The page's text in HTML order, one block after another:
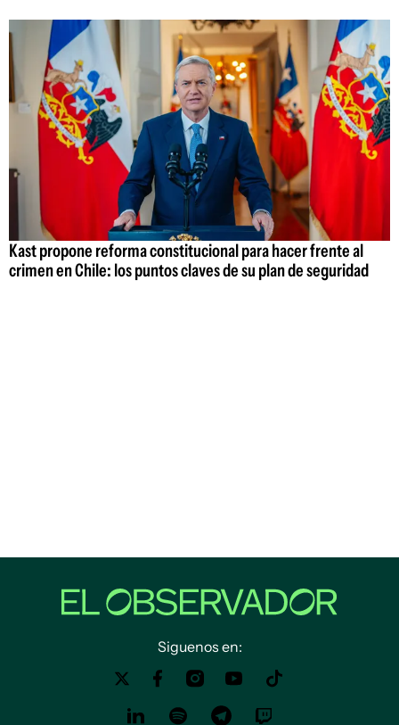
Kast propone reforma constitucional para hacer frente al
crimen en Chile: los puntos claves de su plan de seguridad
Siguenos en: